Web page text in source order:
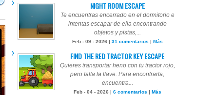
NIGHT ROOM ESCAPE
Te encuentras encerrado en el dormitorio e
intentas escapar de ella encontrando
objetos y pistas,...
Feb - 09 - 2026 | 31 comentarios | Más
FIND THE RED TRACTOR KEY ESCAPE
Quieres transportar heno con tu tractor rojo,
pero falta la llave. Para encontrarla,
encuentra...
Feb - 04 - 2026 | 6 comentarios | Más